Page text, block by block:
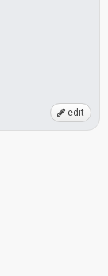
edit